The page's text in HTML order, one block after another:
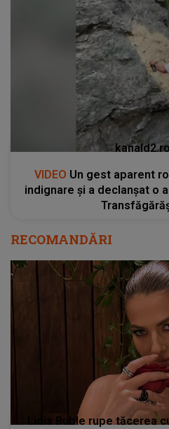
kanald2.ro
VIDEO Un gest aparent
indignare și a declanșat o
RECOMANDĂRI
Lidia Buble rupe tăcerea